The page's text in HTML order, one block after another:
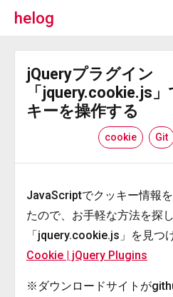
helog
jQueryプラグイン
「jquery.cookie.js
キーを操作する
cookie Git
JavaScriptでクッキー情報
たので、お手軽な方法を探
「jquery.cookie.js」を見つ
Cookie | jQuery Plugins
※ダウンロードサイトが